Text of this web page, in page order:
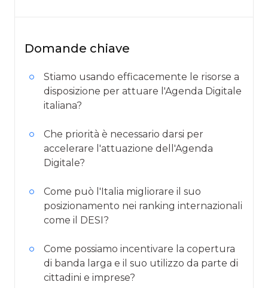
Domande chiave
Stiamo usando efficacemente le risorse a
disposizione per attuare l'Agenda Digitale
italiana?
Che priorità è necessario darsi per
accelerare l'attuazione dell'Agenda
Digitale?
Come può l'Italia migliorare il suo
posizionamento nei ranking internazionali
come il DESI?
Come possiamo incentivare la copertura
di banda larga e il suo utilizzo da parte di
cittadini e imprese?